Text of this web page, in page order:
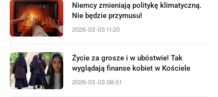
Niemcy zmieniają politykę klimatyczną.
Nie będzie przymusu!
2026-03-03 11:20
Życie za grosze i w ubóstwie! Tak
wyglądają finanse kobiet w Kościele
2026-03-03 08:51